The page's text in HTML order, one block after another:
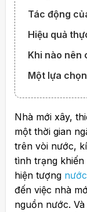
Tác động
Hiệu quả
Khi nào nên
Một lựa
Nhà mới xây,
một thời gian
trên vòi nước,
tình trạng khiến
hiện tượng
đến việc nhà
nguồn nước.